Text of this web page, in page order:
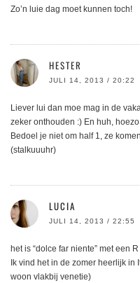
Zo’n luie dag moet kunnen toch!
HESTER
JULI 14, 2013 / 20:22
Liever lui dan moe mag in de
zeker onthouden :) En huh,
Bedoel je niet om half 1, ze
(stalkuuuhr)
LUCIA
JULI 14, 2013 / 22:55
het is “dolce far niente” met een R
Ik vind het in de zomer heerlijk
woon vlakbij venetie)